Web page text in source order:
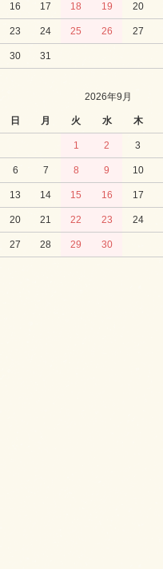
16 17 18 19 20
23 24 25 26 27
30 31
2026年9月
日 月 火 水 木
1 2 3
6 7 8 9 10
13 14 15 16 17
20 21 22 23 24
27 28 29 30